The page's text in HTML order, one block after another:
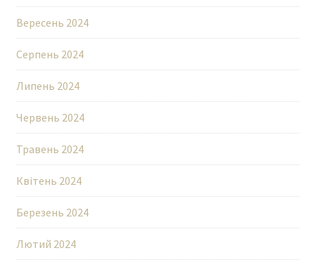
Вересень 2024
Серпень 2024
Липень 2024
Червень 2024
Травень 2024
Квітень 2024
Березень 2024
Лютий 2024